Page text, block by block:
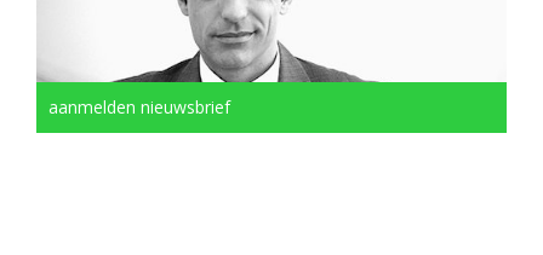
aanmelden nieuwsbrief